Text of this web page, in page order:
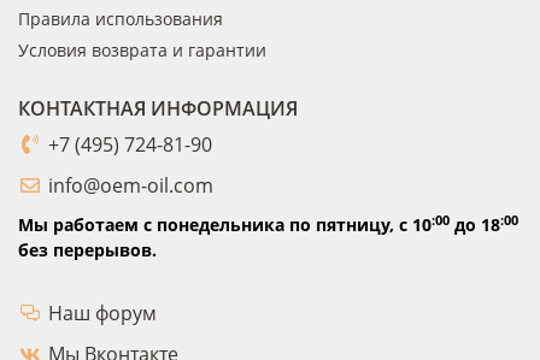
Правила использования
Условия возврата и гарантии
КОНТАКТНАЯ ИНФОРМАЦИЯ
+7 (495) 724-81-90
info@oem-oil.com
Мы работаем с понедельника по пятницу, с 10:00 до 18:00
без перерывов.
Наш форум
Мы Вконтакте